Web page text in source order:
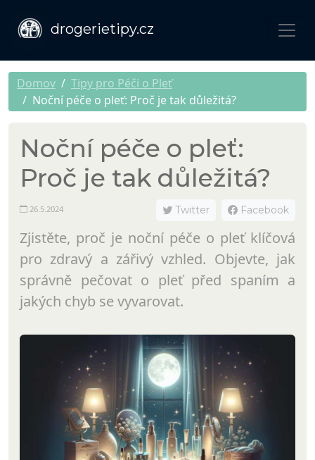
drogerietipy.cz
Domov
Tipy pro Péči o Pleť
Noční péče o pleť: Proč je tak důležitá?
Noční péče o pleť:
Proč je tak důležitá?
26.5.2024 Twitter Facebook
Zjistěte, proč je noční péče o pleť klíčová
pro zdravý a zářivý vzhled. Objevte, jak
správně pečovat o pleť před spaním a
jakých chyb se vyvarovat.